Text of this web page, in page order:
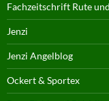
Fachzeitschrift Rute
Jenzi
Jenzi Angelblog
Ockert & Sportex